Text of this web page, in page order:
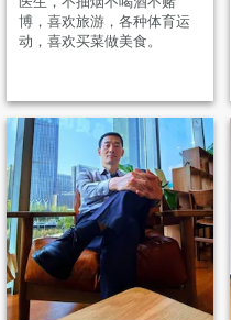
博，喜欢旅游，各种体育运
动，喜欢买菜做美食。